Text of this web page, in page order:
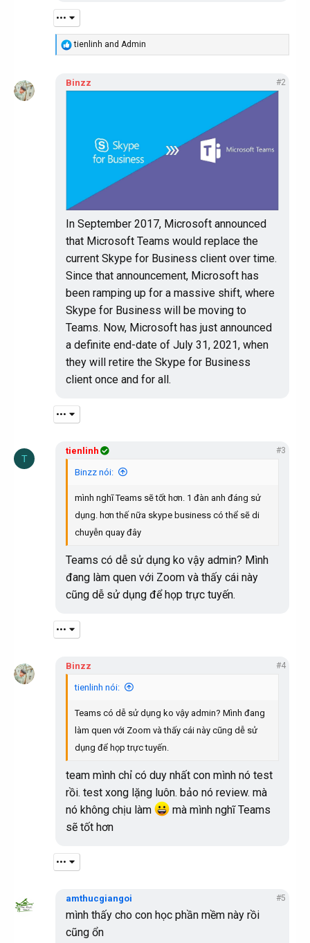
•••
R
e
c
t
tienlinh and Admin
Binzz #2
In September 2017, Microsoft announced
that Microsoft Teams would replace the
current Skype for Business client over time.
Since that announcement, Microsoft has
been ramping up for a massive shift, where
Skype for Business will be moving to
Teams. Now, Microsoft has just announced
a definite end-date of July 31, 2021, when
they will retire the Skype for Business
client once and for all.
•••
T
tienlinh #3
Binzz nói:
mình nghĩ Teams sẽ tốt hơn. 1 đàn anh đáng sử
dụng. hơn thế nữa skype business có thể sẽ di
chuyễn quay đây
Teams có dễ sử dụng ko vậy admin? Mình
đang làm quen với Zoom và thấy cái này
cũng dễ sử dụng để họp trực tuyến.
•••
Binzz #4
tienlinh nói:
Teams có dễ sử dụng ko vậy admin? Mình đang
làm quen với Zoom và thấy cái này cũng dễ sử
dụng để họp trực tuyến.
team mình chỉ có duy nhất con mình nó test
rồi. test xong lặng luôn. bảo nó review. mà
nó không chịu làm
mà mình nghĩ Teams
sẽ tốt hơn
•••
amthucgiangoi #5
mình thấy cho con học phần mềm này rồi
cũng ổn